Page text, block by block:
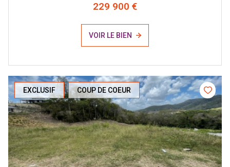
229 900 €
VOIR LE BIEN
EXCLUSIF COUP DE COEUR